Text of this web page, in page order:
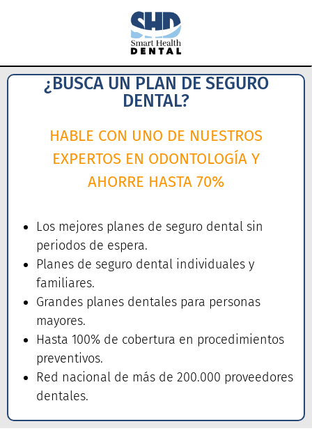
¿BUSCA UN PLAN DE SEGURO
DENTAL?
HABLE CON UNO DE NUESTROS
EXPERTOS EN ODONTOLOGÍA Y
AHORRE HASTA 70%
Los mejores planes de seguro dental sin
periodos de espera.
Planes de seguro dental individuales y
familiares.
Grandes planes dentales para personas
mayores.
Hasta 100% de cobertura en procedimientos
preventivos.
Red nacional de más de 200.000 proveedores
dentales.